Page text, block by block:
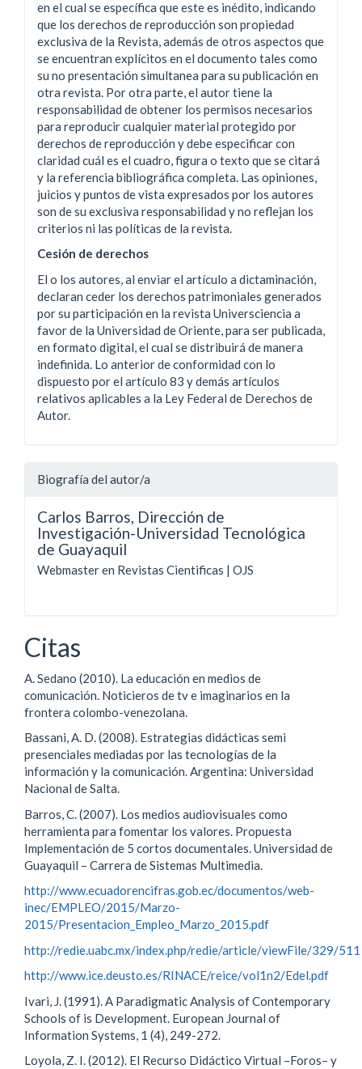
en el cual se específica que este es inédito, indicando
que los derechos de reproducción son propiedad
exclusiva de la Revista, además de otros aspectos que
se encuentran explícitos en el documento tales como
su no presentación simultanea para su publicación en
otra revista. Por otra parte, el autor tiene la
responsabilidad de obtener los permisos necesarios
para reproducir cualquier material protegido por
derechos de reproducción y debe especificar con
claridad cuál es el cuadro, figura o texto que se citará
y la referencia bibliográfica completa. Las opiniones,
juicios y puntos de vista expresados por los autores
son de su exclusiva responsabilidad y no reflejan los
criterios ni las políticas de la revista.
Cesión de derechos
El o los autores, al enviar el artículo a dictaminación,
declaran ceder los derechos patrimoniales generados
por su participación en la revista Universciencia a
favor de la Universidad de Oriente, para ser publicada,
en formato digital, el cual se distribuirá de manera
indefinida. Lo anterior de conformidad con lo
dispuesto por el artículo 83 y demás artículos
relativos aplicables a la Ley Federal de Derechos de
Autor.
Biografía del autor/a
Carlos Barros, Dirección de
Investigación-Universidad Tecnológica
de Guayaquil
Webmaster en Revistas Cientificas | OJS
Citas
A. Sedano (2010). La educación en medios de
comunicación. Noticieros de tv e imaginarios en la
frontera colombo-venezolana.
Bassani, A. D. (2008). Estrategias didácticas semi
presenciales mediadas por las tecnologías de la
información y la comunicación. Argentina: Universidad
Nacional de Salta.
Barros, C. (2007). Los medios audiovisuales como
herramienta para fomentar los valores. Propuesta
Implementación de 5 cortos documentales. Universidad de
Guayaquil – Carrera de Sistemas Multimedia.
http://www.ecuadorencifras.gob.ec/documentos/web-
inec/EMPLEO/2015/Marzo-
2015/Presentacion_Empleo_Marzo_2015.pdf
http://redie.uabc.mx/index.php/redie/article/viewFile/329/511
http://www.ice.deusto.es/RINACE/reice/vol1n2/Edel.pdf
Ivari, J. (1991). A Paradigmatic Analysis of Contemporary
Schools of is Development. European Journal of
Information Systems, 1 (4), 249-272.
Loyola, Z. I. (2012). El Recurso Didáctico Virtual –Foros– y